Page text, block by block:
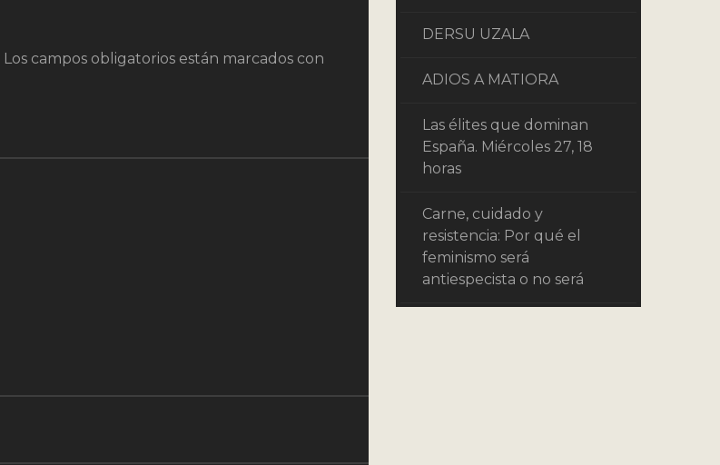
Los campos obligatorios están marcados con
DERSU UZALA
ADIOS A MATIORA
Las élites que dominan
España. Miércoles 27, 18
horas
Carne, cuidado y
resistencia: Por qué el
feminismo será
antiespecista o no será